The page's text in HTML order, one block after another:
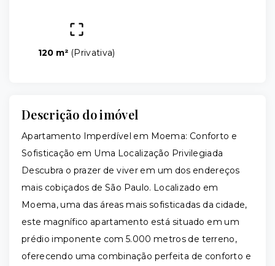
120 m² (Privativa)
Descrição do imóvel
Apartamento Imperdível em Moema: Conforto e
Sofisticação em Uma Localização Privilegiada
Descubra o prazer de viver em um dos endereços
mais cobiçados de São Paulo. Localizado em
Moema, uma das áreas mais sofisticadas da cidade,
este magnífico apartamento está situado em um
prédio imponente com 5.000 metros de terreno,
oferecendo uma combinação perfeita de conforto e